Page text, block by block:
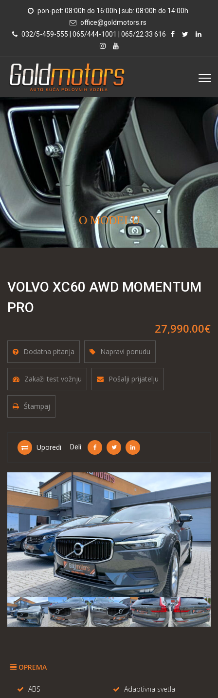
pon-pet: 08:00h do 16:00h | sub: 08:00h do 14:00h
office@goldmotors.rs
032/5-459-555 | 065/444-1001 | 065/22 33 616
O MODELU
VOLVO XC60 AWD MOMENTUM
PRO
27,990.00€
Dodatna pitanja Napravi ponudu
Zakaži test vožnju Pošalji prijatelju
Štampaj
Uporedi Deli:
OPREMA
ABS
Adaptivna svetla